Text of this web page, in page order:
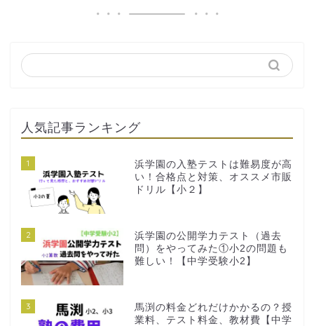
人気記事ランキング
1
浜学園の入塾テストは難易度が高
い！合格点と対策、オススメ市販
ドリル【小２】
2
浜学園の公開学力テスト（過去
問）をやってみた①小2の問題も
難しい！【中学受験小2】
3
馬渕の料金どれだけかかるの？授
業料、テスト料金、教材費【中学